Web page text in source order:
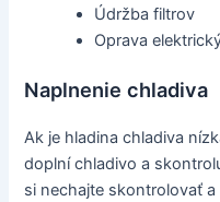
Údržba filtrov
Oprava
Naplnenie chladiva
Ak je hladina chladiva
doplní chladivo a
si nechajte skontrolovať